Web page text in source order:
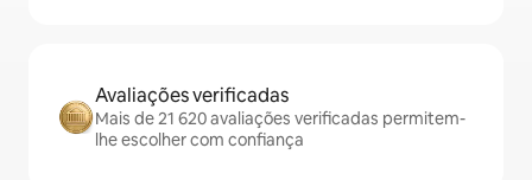
Avaliações verificadas
Mais de 21 620 avaliações verificadas permitem-
lhe escolher com confiança